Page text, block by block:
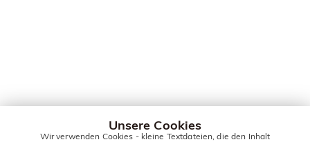
Unsere Cookies
Wir verwenden Cookies - kleine Textdateien, die den Inhalt